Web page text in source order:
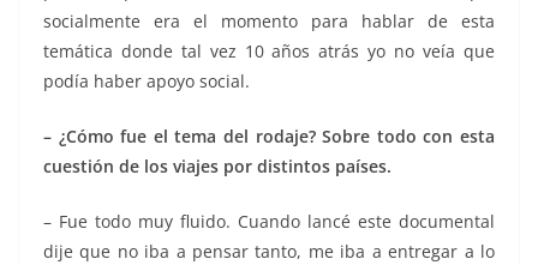
socialmente era el momento para hablar de esta
temática donde tal vez 10 años atrás yo no veía que
podía haber apoyo social.
– ¿Cómo fue el tema del rodaje? Sobre todo con esta
cuestión de los viajes por distintos países.
– Fue todo muy fluido. Cuando lancé este documental
dije que no iba a pensar tanto, me iba a entregar a lo